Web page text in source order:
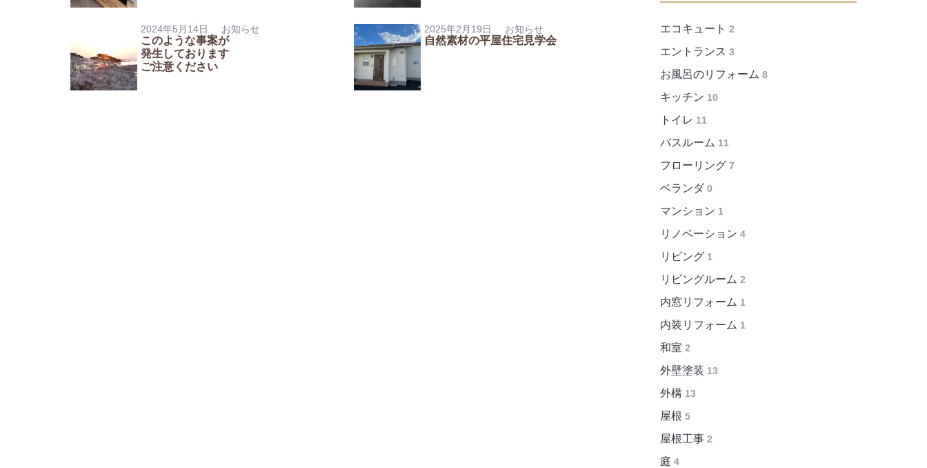
2024年5月14日 お知らせ
このような事案が
発生しております
ご注意ください
2025年2月19日 お知らせ
自然素材の平屋住宅見学会
エコキュート 2
エントランス 3
お風呂のリフォーム 8
キッチン 10
トイレ 11
バスルーム 11
フローリング 7
ベランダ 0
マンション 1
リノベーション 4
リビング 1
リビングルーム 2
内窓リフォーム 1
内装リフォーム 1
和室 2
外壁塗装 13
外構 13
屋根 5
屋根工事 2
庭 4